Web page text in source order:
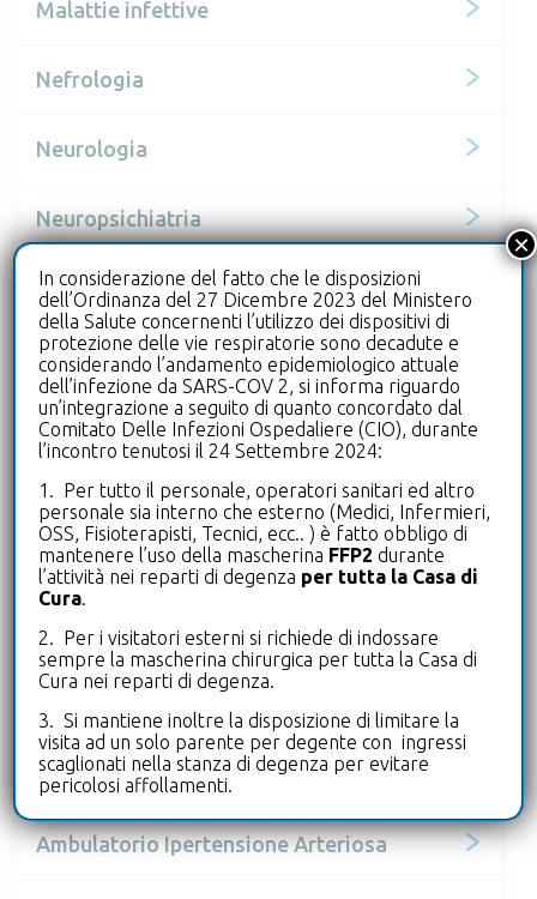
Malattie infettive
Nefrologia
Neurologia
Neuropsichiatria
Oculistica
Ortopedia
Otorinolaringoiatria
Pneumologia
Reumatologia
Ambulatorio Mano
Ambulatorio DSA
Ambulatorio Ipertensione Arteriosa
In considerazione del fatto che le disposizioni
dell’Ordinanza del 27 Dicembre 2023 del Ministero
della Salute concernenti l’utilizzo dei dispositivi di
protezione delle vie respiratorie sono decadute e
considerando l’andamento epidemiologico attuale
dell’infezione da SARS-COV 2, si informa riguardo
un’integrazione a seguito di quanto concordato dal
Comitato Delle Infezioni Ospedaliere (CIO), durante
l’incontro tenutosi il 24 Settembre 2024:
1. Per tutto il personale, operatori sanitari ed altro
personale sia interno che esterno (Medici, Infermieri,
OSS, Fisioterapisti, Tecnici, ecc.. ) è fatto obbligo di
mantenere l’uso della mascherina FFP2 durante
l’attività nei reparti di degenza per tutta la Casa di
Cura.
2. Per i visitatori esterni si richiede di indossare
sempre la mascherina chirurgica per tutta la Casa di
Cura nei reparti di degenza.
3. Si mantiene inoltre la disposizione di limitare la
visita ad un solo parente per degente con ingressi
scaglionati nella stanza di degenza per evitare
pericolosi affollamenti.
×